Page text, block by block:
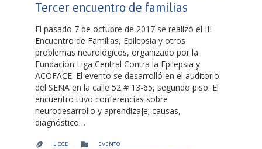
Tercer encuentro de familias
El pasado 7 de octubre de 2017 se realizó el III
Encuentro de Familias, Epilepsia y otros
problemas neurológicos, organizado por la
Fundación Liga Central Contra la Epilepsia y
ACOFACE. El evento se desarrolló en el auditorio
del SENA en la calle 52 # 13-65, segundo piso. El
encuentro tuvo conferencias sobre
neurodesarrollo y aprendizaje; causas,
diagnóstico…
 LICCE  CATEGORY
EVENTO